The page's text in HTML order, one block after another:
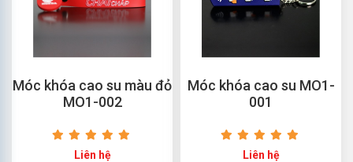
Móc khóa cao su màu đỏ
MO1-002
Liên hệ
Móc khóa cao su MO1-
001
Liên hệ